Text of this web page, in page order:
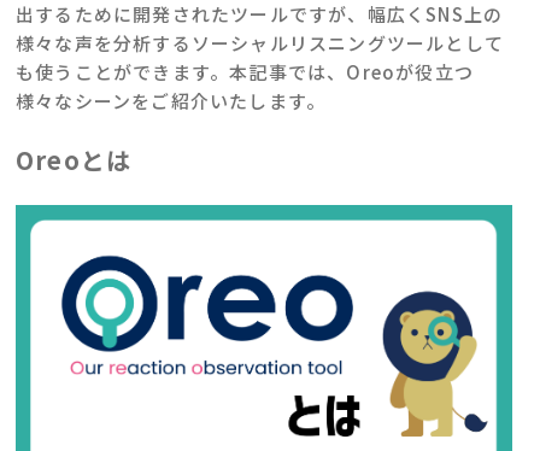
出するために開発されたツールですが、幅広くSNS上の
様々な声を分析するソーシャルリスニングツールとして
も使うことができます。本記事では、Oreoが役立つ
様々なシーンをご紹介いたします。
Oreoとは